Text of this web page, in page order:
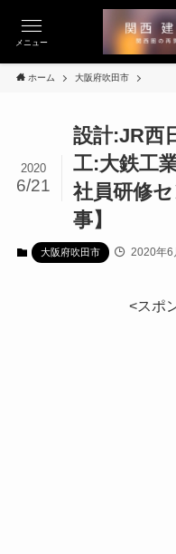
メニュー
ホーム 大阪府吹田市
設計:JR西
工:大鉄工
社員研修
事】
2020
6/21
大阪府吹田市 2020年6
<スポ